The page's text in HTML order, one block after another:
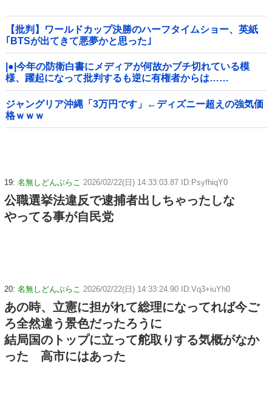
【批判】ワールドカップ決勝のハーフタイムショー、英紙
｢BTSが出てきて悪夢かと思った｣
|●|今年の防衛白書にメディアが何故かブチ切れている模
様、躍起になって批判するも逆に有権者からは……
ジャングリア沖縄「3万円です」←ディズニー超えの強気価
格ｗｗｗ
19: 名無しどんぶらこ 2026/02/22(日) 14:33:03.87 ID:PsyfhiqY0
公職選挙法違反で逮捕者出しちゃったしな
やってる事が自民党
20: 名無しどんぶらこ 2026/02/22(日) 14:33:24.90 ID:Vq3+iuYh0
あの時、立憲に担がれて総理になってれば今ご
ろ全然違う景色だったろうに
結局国のトップに立って舵取りする気概がなか
った 高市にはあった